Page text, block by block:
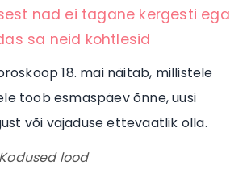
nad ei tagane kergesti ega
sa neid kohtlesid
18. mai näitab, millistele
toob esmaspäev õnne, uusi
või vajaduse ettevaatlik olla.
Kodused lood